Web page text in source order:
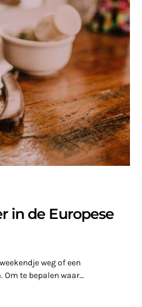
in de Europese
weg of een
Om te bepalen waar…